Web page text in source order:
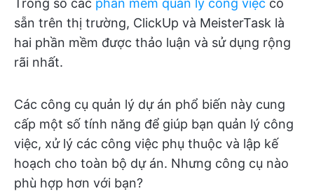
Trong số các phần mềm quản lý công việc có
sẵn trên thị trường, ClickUp và MeisterTask là
hai phần mềm được thảo luận và sử dụng rộng
rãi nhất.
Các công cụ quản lý dự án phổ biến này cung
cấp một số tính năng để giúp bạn quản lý công
việc, xử lý các công việc phụ thuộc và lập kế
hoạch cho toàn bộ dự án. Nhưng công cụ nào
phù hợp hơn với bạn?